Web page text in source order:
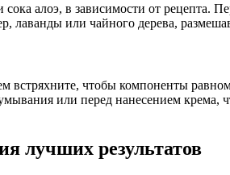
алоэ, в зависимости от рецепта.
лаванды или чайного дерева,
чтобы компоненты
или перед нанесением крема,
лучших результатов